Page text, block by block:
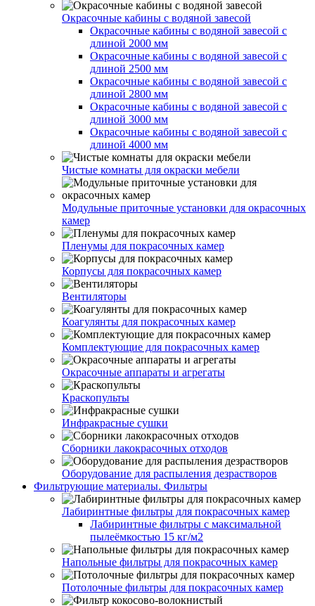
Окрасочные кабины с водяной завесой
Окрасочные кабины с водяной завесой с
длиной 2000 мм
Окрасочные кабины с водяной завесой с
длиной 2500 мм
Окрасочные кабины с водяной завесой с
длиной 2800 мм
Окрасочные кабины с водяной завесой с
длиной 3000 мм
Окрасочные кабины с водяной завесой с
длиной 4000 мм
Чистые комнаты для окраски мебели
Модульные приточные установки для окрасочных
камер
Пленумы для покрасочных камер
Корпусы для покрасочных камер
Вентиляторы
Коагулянты для покрасочных камер
Комплектующие для покрасочных камер
Окрасочные аппараты и агрегаты
Краскопульты
Инфракрасные сушки
Сборники лакокрасочных отходов
Оборудование для распыления дезрастворов
Фильтрующие материалы. Фильтры
Лабиринтные фильтры для покрасочных камер
Лабиринтные фильтры с максимальной
пылеёмкостью 15 кг/м2
Напольные фильтры для покрасочных камер
Потолочные фильтры для покрасочных камер